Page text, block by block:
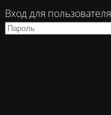
Вход для пользователя